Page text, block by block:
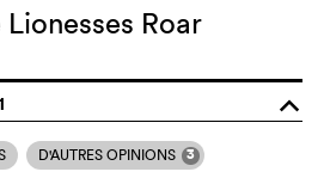
Roar
o
D'AUTRES OPINIONS 3